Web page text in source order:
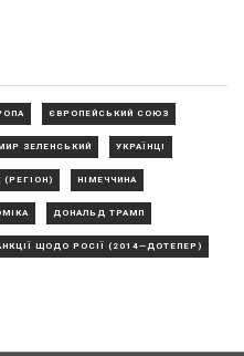
ЄВРОПЕЙСЬКИЙ СОЮЗ
ЗЕЛЕНСЬКИЙ УКРАЇНЦІ
(РЕГІОН) НІМЕЧЧИНА
ДОНАЛЬД ТРАМП
ЩОДО РОСІЇ (2014—ДОТЕПЕР)